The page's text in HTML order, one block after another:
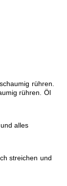
rühren.
rühren. Öl
alles
streichen und